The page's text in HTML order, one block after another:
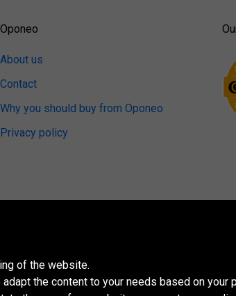
Oponeo
About us
Contact
Why you should buy from Oponeo
Privacy policy
of the website.
the content to your needs based on your